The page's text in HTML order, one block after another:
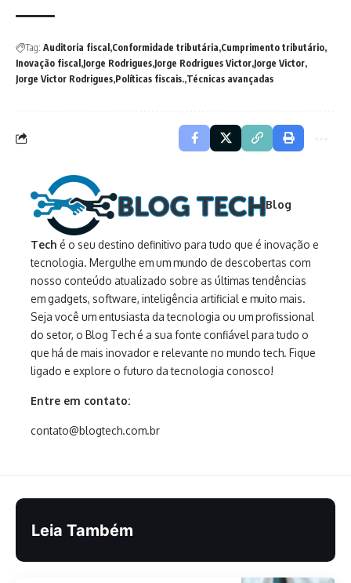
Tag: Auditoria fiscal Conformidade tributária Cumprimento tributário
Inovação fiscal Jorge Rodrigues Jorge Rodrigues Victor Jorge Victor
Jorge Victor Rodrigues Políticas fiscais. Técnicas avançadas
Blog
Tech é o seu destino definitivo para tudo que é inovação e
tecnologia. Mergulhe em um mundo de descobertas com
nosso conteúdo atualizado sobre as últimas tendências
em gadgets, software, inteligência artificial e muito mais.
Seja você um entusiasta da tecnologia ou um profissional
do setor, o Blog Tech é a sua fonte confiável para tudo o
que há de mais inovador e relevante no mundo tech. Fique
ligado e explore o futuro da tecnologia conosco!
Entre em contato:
contato@blogtech.com.br
Leia Também